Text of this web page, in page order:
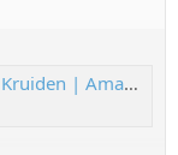
Amazing Oriental